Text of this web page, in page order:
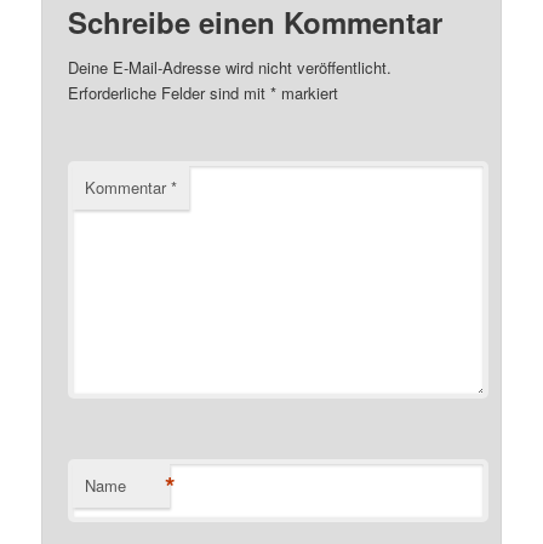
Schreibe einen Kommentar
Deine E-Mail-Adresse wird nicht veröffentlicht.
Erforderliche Felder sind mit* markiert
Kommentar*
Name *